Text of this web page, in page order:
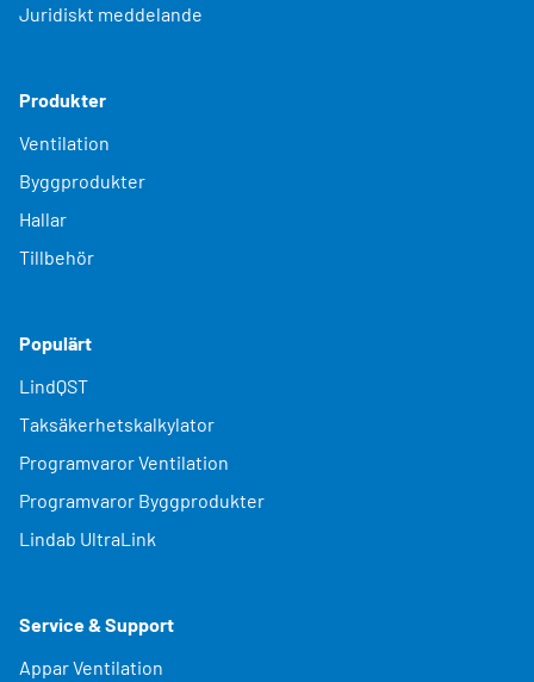
Juridiskt meddelande
Produkter
Ventilation
Byggprodukter
Hallar
Tillbehör
Populärt
LindQST
Taksäkerhetskalkylator
Programvaror Ventilation
Programvaror Byggprodukter
Lindab UltraLink
Service & Support
Appar Ventilation